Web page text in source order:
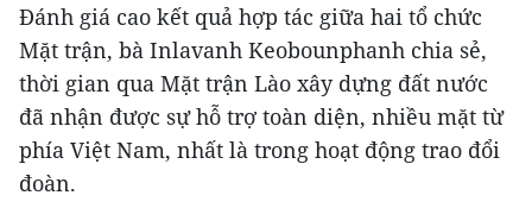
Đánh giá cao kết quả hợp tác giữa hai tổ chức
Mặt trận, bà Inlavanh Keobounphanh chia sẻ,
thời gian qua Mặt trận Lào xây dựng đất nước
đã nhận được sự hỗ trợ toàn diện, nhiều mặt từ
phía Việt Nam, nhất là trong hoạt động trao đổi
đoàn.